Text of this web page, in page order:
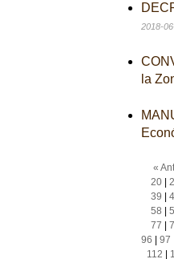
2018-
la
«
20|
39
58
77
96
97
112